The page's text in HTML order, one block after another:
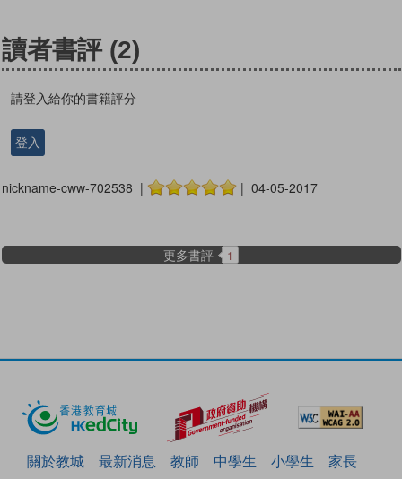
讀者書評 (2)
請登入給你的書籍評分
登入
nickname-cww-702538 | | 04-05-2017
更多書評 1
關於教城 最新消息 教師 中學生 小學生 家長